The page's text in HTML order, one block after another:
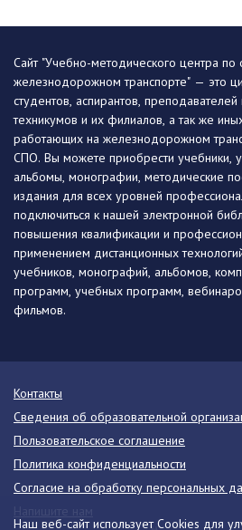
Наш веб-сайт использует Cookies для
Сайт "Учебно-методического центра по
железнодорожном транспорте" — это
студентов, аспирантов,
техникумов и их филиалов, а так же
работающих на железнодорожном
СПО. Вы можете приобрести учебники,
альбомы, монографии, методические
издания для всех уровней
подключиться к нашей электронной
повышения квалификации и
применением дистанционных
учебников, монографий, альбомов,
программ, учебных программ,
фильмов.
Контакты
Сведения об образовательной
Пользовательское соглашение
Политика конфиденциальности
Согласие на обработку персональных